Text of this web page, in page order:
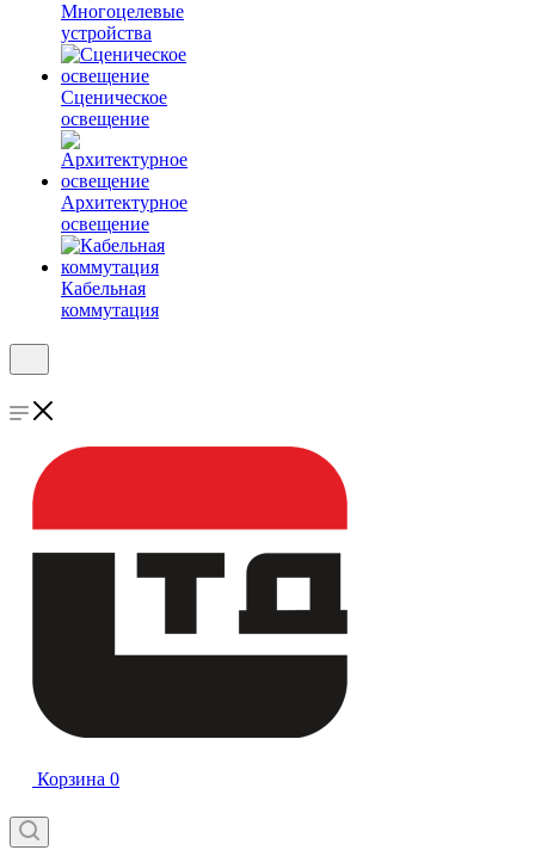
Многоцелевые
устройства
Сценическое
освещение
Архитектурное
освещение
Кабельная
коммутация
Корзина 0